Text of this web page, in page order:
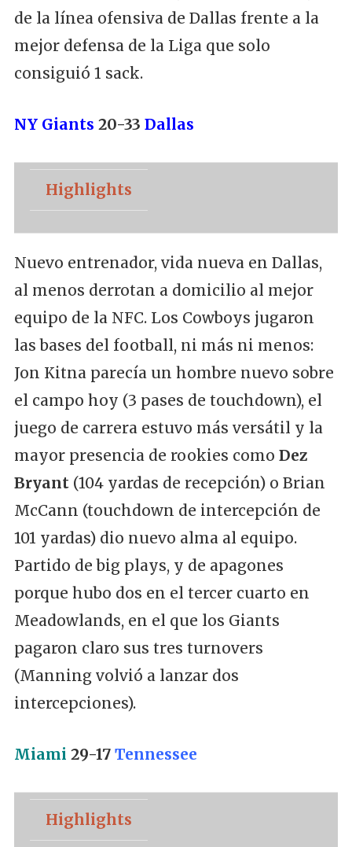
de la línea ofensiva de Dallas frente a la
mejor defensa de la Liga que solo
consiguió 1 sack.
NY Giants 20-33 Dallas
Highlights
Nuevo entrenador, vida nueva en Dallas,
al menos derrotan a domicilio al mejor
equipo de la NFC. Los Cowboys jugaron
las bases del football, ni más ni menos:
Jon Kitna parecía un hombre nuevo sobre
el campo hoy (3 pases de touchdown), el
juego de carrera estuvo más versátil y la
mayor presencia de rookies como Dez
Bryant(104 yardas de recepción) o Brian
McCann (touchdown de intercepción de
101 yardas) dio nuevo alma al equipo.
Partido de big plays, y de apagones
porque hubo dos en el tercer cuarto en
Meadowlands, en el que los Giants
pagaron claro sus tres turnovers
(Manning volvió a lanzar dos
intercepciones).
Miami 29-17 Tennessee
Highlights